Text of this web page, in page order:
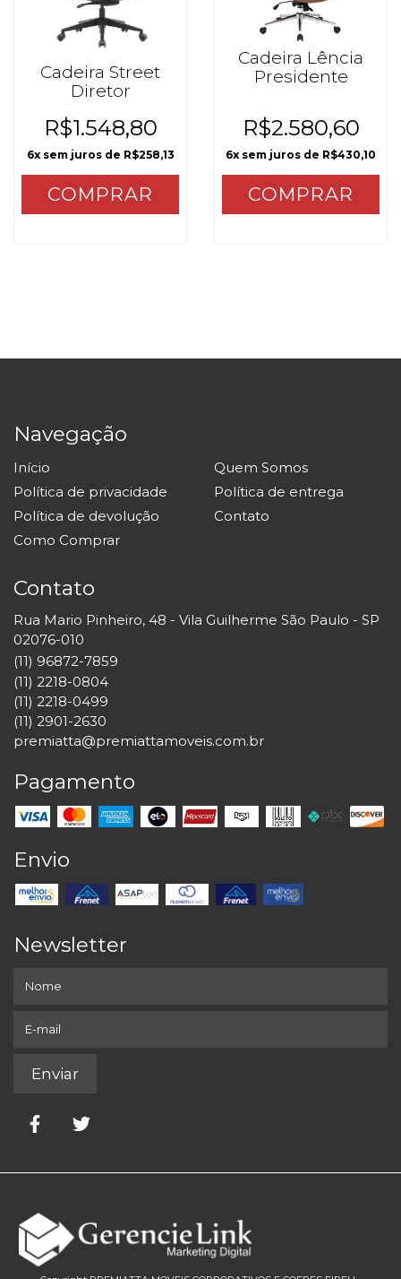
Cadeira Street
Diretor
R$1.548,80
6x sem juros de R$258,13
Cadeira Lência
Presidente
R$2.580,60
6x sem juros de R$430,10
COMPRAR
Navegação
Início
Quem Somos
Política de privacidade
Política de entrega
Política de devolução
Contato
Como Comprar
Contato
Rua Mario Pinheiro, 48 - Vila Guilherme São Paulo - SP
02076-010
(11) 96872-7859
(11) 2218-0804
(11) 2218-0499
(11) 2901-2630
premiatta@premiattamoveis.com.br
Pagamento
Envio
Newsletter